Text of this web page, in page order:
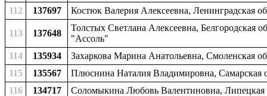
112
137697 Костюк Валерия Алексеевна, Ленинградская
113 137648
Толстых Светлана Алексеевна, Белгородская
"Ассоль"
114
135934
Захаркова Марина Анатольевна, Смоленская
115
135567
Плюснина Наталия Владимировна, Самарская
116
134717
Соломыкина Любовь Валентиновна, Липецкая